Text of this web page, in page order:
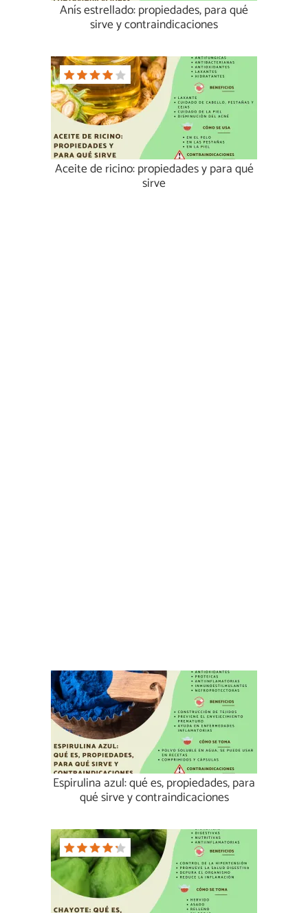
Anís estrellado: propiedades, para qué
sirve y contraindicaciones
Aceite de ricino: propiedades y para qué
sirve
Espirulina azul: qué es, propiedades, para
qué sirve y contraindicaciones